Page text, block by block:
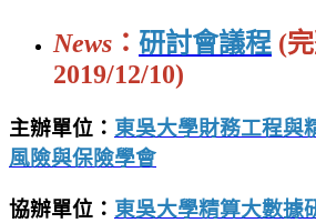
News ： 研討會議程 (
2019/12/10)
主辦單位： 東吳大學財務工程與
風險與保險學會
協辦單位： 東吳大學精算大數據